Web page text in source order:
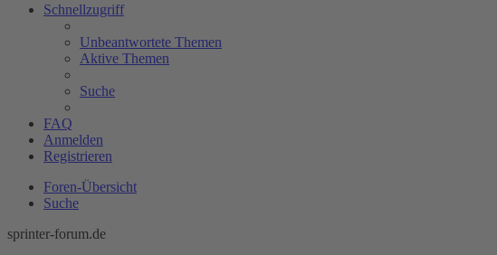
Schnellzugriff
Unbeantwortete Themen
Aktive Themen
Suche
FAQ
Anmelden
Registrieren
Foren-Übersicht
Suche
sprinter-forum.de